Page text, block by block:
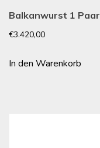
Balkanwurst 1 Paar
€3.420,00
In den Warenkorb